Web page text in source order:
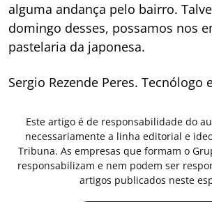
alguma andança pelo bairro.
domingo desses, possamos nos
pastelaria da japonesa.
Sergio Rezende Peres. Tecnólogo
Este artigo é de responsabilidade do
necessariamente a linha editorial e
Tribuna. As empresas que formam o
responsabilizam e nem podem ser
artigos publicados neste